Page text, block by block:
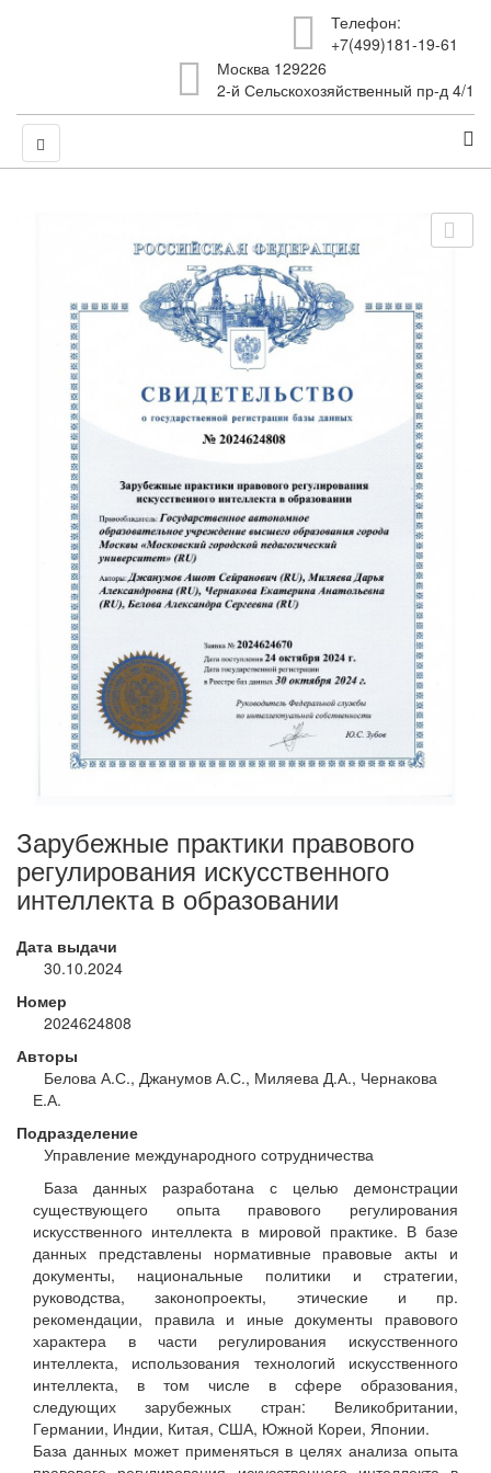
Телефон:
+7(499)181-19-61
Москва 129226
2-й Сельскохозяйственный пр-д 4/1
Зарубежные практики правового
регулирования искусственного
интеллекта в образовании
Дата выдачи
30.10.2024
Номер
2024624808
Авторы
Белова А.С., Джанумов А.С., Миляева Д.А., Чернакова
Е.А.
Подразделение
Управление международного сотрудничества
База данных разработана с целью демонстрации
существующего опыта правового регулирования
искусственного интеллекта в мировой практике. В базе
данных представлены нормативные правовые акты и
документы, национальные политики и стратегии,
руководства, законопроекты, этические и пр.
рекомендации, правила и иные документы правового
характера в части регулирования искусственного
интеллекта, использования технологий искусственного
интеллекта, в том числе в сфере образования,
следующих зарубежных стран: Великобритании,
Германии, Индии, Китая, США, Южной Кореи, Японии.
База данных может применяться в целях анализа опыта